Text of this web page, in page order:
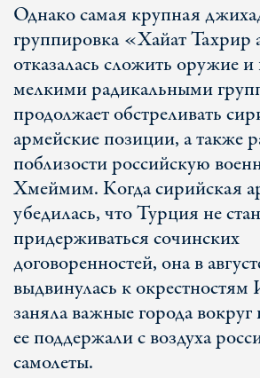
Однако самая крупная
группировка «Хайат
отказалась сложить оружие и
мелкими радикальными
продолжает обстреливать
армейские позиции, а также
поблизости российскую
Хмеймим. Когда сирийская
убедилась, что Турция не
придерживаться сочинских
договоренностей, она в
выдвинулась к
заняла важные города
ее поддержали с воздуха
самолеты.